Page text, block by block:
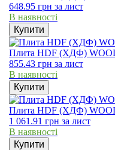
648.95 грн за лист
В наявності
Купити
Плита HDF (ХДФ)
855.43 грн за лист
В наявності
Купити
Плита HDF (ХДФ)
1 061.91 грн за лист
В наявності
Купити